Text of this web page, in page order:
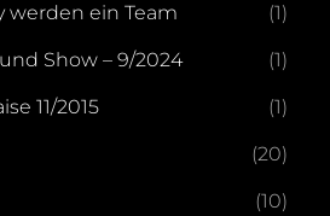
werden ein Team (1)
Show – 9/2024 (1)
11/2015 (1)
(20)
(10)